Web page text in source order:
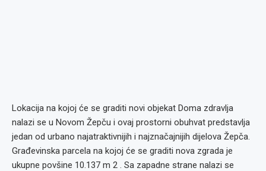
Lokacija na kojoj će se graditi novi objekat Doma zdravlja
nalazi se u Novom Žepču i ovaj prostorni obuhvat predstavlja
jedan od urbano najatraktivnijih i najznačajnijih dijelova Žepča.
Građevinska parcela na kojoj će se graditi nova zgrada je
ukupne povšine 10.137 m 2 . Sa zapadne strane nalazi se